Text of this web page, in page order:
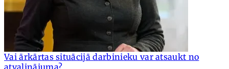
Vai ārkārtas situācijā darbinieku var atsaukt no
atvaļinājuma?